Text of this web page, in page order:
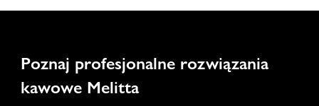
Poznaj profesjonalne rozwiązania
kawowe Melitta